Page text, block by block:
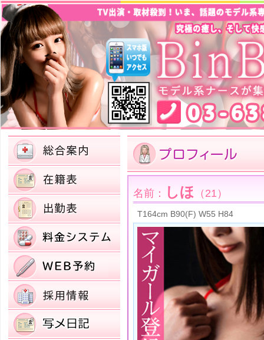
名前： しほ （21）
T164cm B90(F) W55 H84